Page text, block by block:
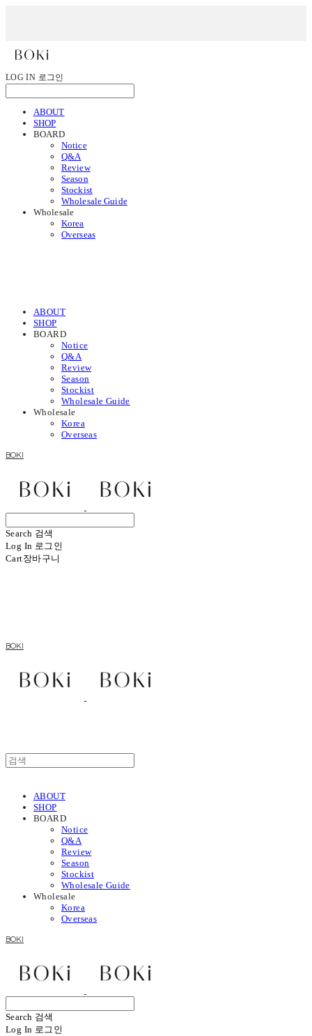
LOG IN 로그인
ABOUT
SHOP
BOARD
Notice
Q&A
Review
Season
Stockist
Wholesale Guide
Wholesale
Korea
Overseas
ABOUT
SHOP
BOARD
Notice
Q&A
Review
Season
Stockist
Wholesale Guide
Wholesale
Korea
Overseas
BOKI
Search 검색
Log In 로그인
Cart장바구니
BOKI
ABOUT
SHOP
BOARD
Notice
Q&A
Review
Season
Stockist
Wholesale Guide
Wholesale
Korea
Overseas
BOKI
Search 검색
Log In 로그인